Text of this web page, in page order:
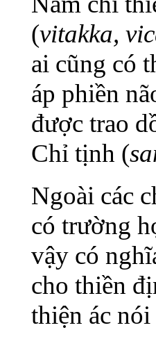
(vitakka,
ai cũng có
áp phiền
được trao
Chỉ tịnh (
Ngoài các
có trường
vậy có
cho thiền
thiện ác